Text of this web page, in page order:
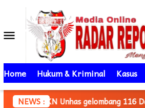
kontenMenu
Mobile
Home Hukum & Kriminal Kasus
NEWS :
KKN Unhas gelombang 116 Dampingi